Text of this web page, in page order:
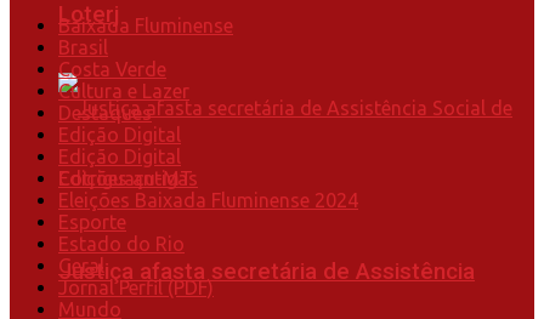
Loterj
Justiça afasta secretária de Assistência
Baixada Fluminense
Brasil
Costa Verde
Cultura e Lazer
Destaques
Edição Digital
Edição Digital
Edições antigas
Eleições Baixada Fluminense 2024
Esporte
Estado do Rio
Geral
Jornal Perfil (PDF)
Mundo